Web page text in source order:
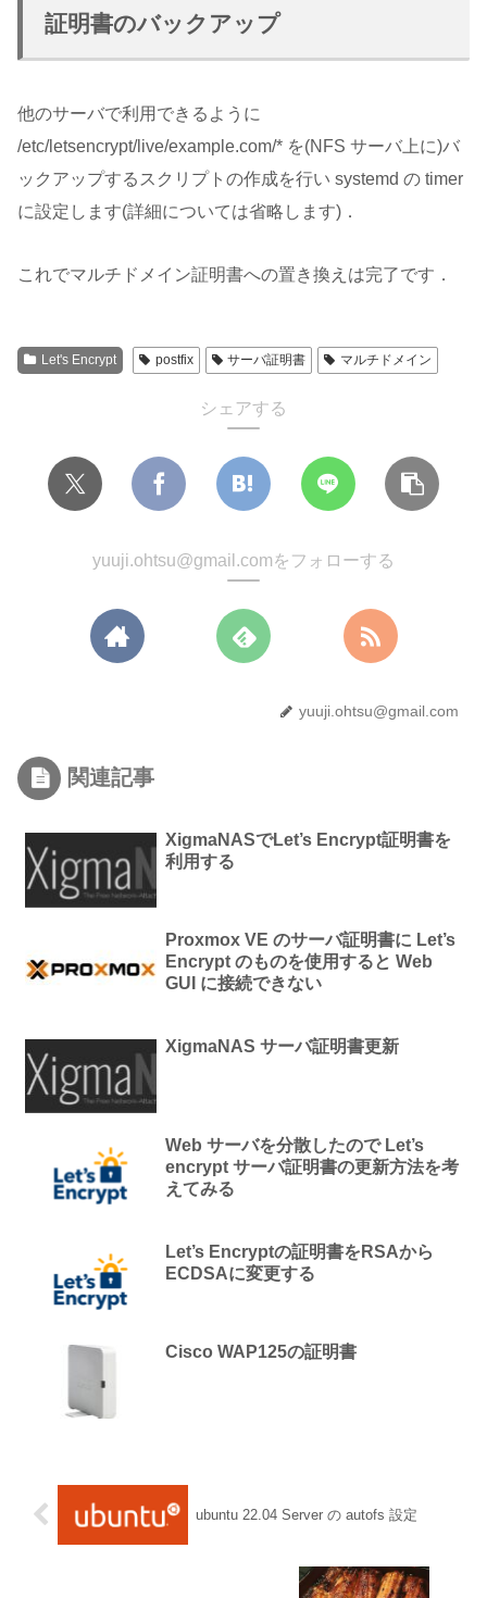
証明書のバックアップ
他のサーバで利用できるように
/etc/letsencrypt/live/example.com/* を(NFS サーバ上に)バ
ックアップするスクリプトの作成を行い systemd の timer
に設定します(詳細については省略します)．
これでマルチドメイン証明書への置き換えは完了です．
Let's Encrypt postfix サーバ証明書 マルチドメイン
シェアする
yuuji.ohtsu@gmail.comをフォローする
yuuji.ohtsu@gmail.com
関連記事
XigmaNASでLet’s Encrypt証明書を
利用する
Proxmox VE のサーバ証明書に Let’s
Encrypt のものを使用すると Web
GUI に接続できない
XigmaNAS サーバ証明書更新
Web サーバを分散したので Let’s
encrypt サーバ証明書の更新方法を考
えてみる
Let’s Encryptの証明書をRSAから
ECDSAに変更する
Cisco WAP125の証明書
ubuntu 22.04 Server の autofs 設定